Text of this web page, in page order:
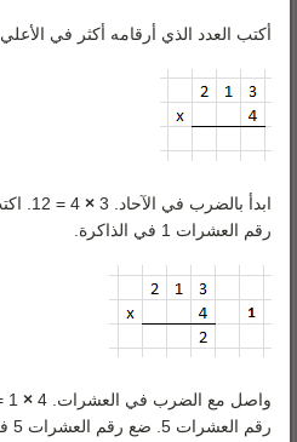
أكتب العدد الذي أرقامه أكثر في
ابدأ بالضرب في الآحاد. 3 ×
رقم العشرات 1 في الذاكرة.
واصل مع الضرب في العشرات. 4 ×